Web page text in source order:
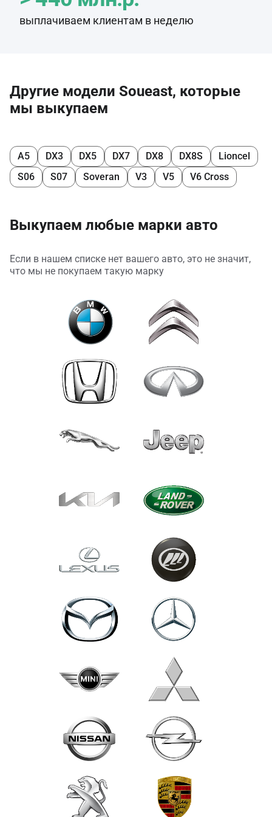
выплачиваем клиентам в неделю
Другие модели Soueast, которые
мы выкупаем
A5 DX3 DX5 DX7 DX8 DX8S
Lioncel
S06
S07 Soveran V3 V5 V6 Cross
Выкупаем любые марки авто
Если в нашем списке нет вашего авто, это не значит,
что мы не покупаем такую марку